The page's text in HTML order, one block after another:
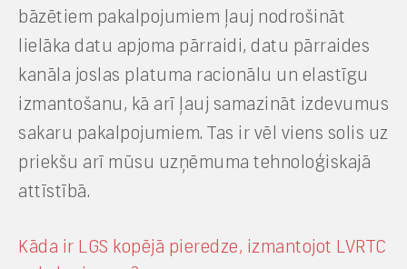
bāzētiem pakalpojumiem ļauj nodrošināt
lielāka datu apjoma pārraidi, datu pārraides
kanāla joslas platuma racionālu un elastīgu
izmantošanu, kā arī ļauj samazināt izdevumus
sakaru pakalpojumiem. Tas ir vēl viens solis uz
priekšu arī mūsu uzņēmuma tehnoloģiskajā
attīstībā.
Kāda ir LGS kopējā pieredze, izmantojot LVRTC